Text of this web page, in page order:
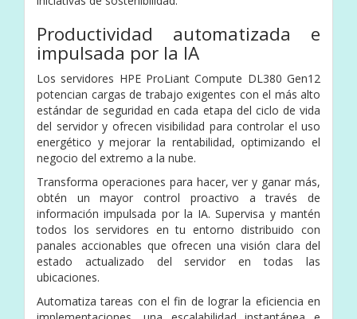
Productividad automatizada e
impulsada por la IA
Los servidores HPE ProLiant Compute DL380 Gen12
potencian cargas de trabajo exigentes con el más alto
estándar de seguridad en cada etapa del ciclo de vida
del servidor y ofrecen visibilidad para controlar el uso
energético y mejorar la rentabilidad, optimizando el
negocio del extremo a la nube.
Transforma operaciones para hacer, ver y ganar más,
obtén un mayor control proactivo a través de
información impulsada por la IA. Supervisa y mantén
todos los servidores en tu entorno distribuido con
panales accionables que ofrecen una visión clara del
estado actualizado del servidor en todas las
ubicaciones.
Automatiza tareas con el fin de lograr la eficiencia en